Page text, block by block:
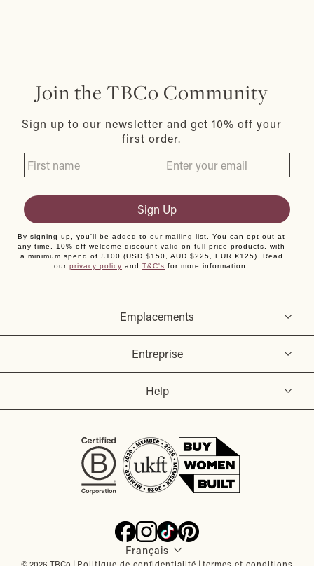
Emplacements
Entreprise
Help
Join the TBCo Community
Sign up to our newsletter and get 10% off your
first order.
Sign Up
By signing up, you'll be added to our mailing list. You can opt-out at
any time. 10% off welcome discount valid on full price products, with
a minimum spend of £100 (USD $150, AUD $225, EUR €125). Read
our privacy policy and T&C's for more information.
Langue
Français